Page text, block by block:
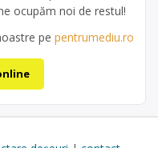
ocupăm noi de restul!
pe pentrumediu.ro